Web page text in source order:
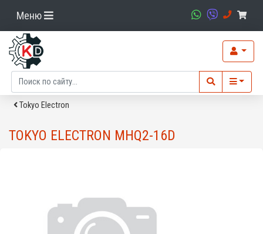
Меню
Tokyo Electron
TOKYO ELECTRON MHQ2-16D